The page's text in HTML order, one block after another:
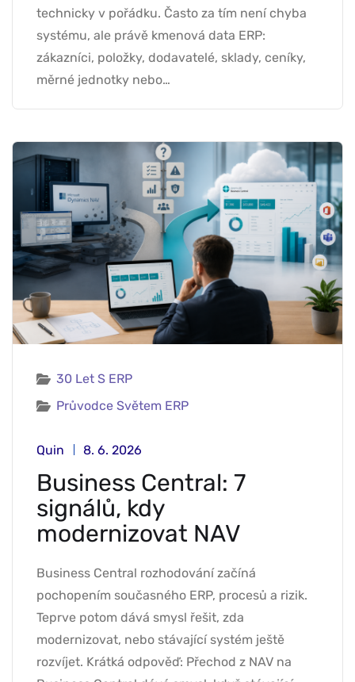
technicky v pořádku. Často za tím není chyba
systému, ale právě kmenová data ERP:
zákazníci, položky, dodavatelé, sklady, ceníky,
měrné jednotky nebo…
30 Let S ERP
Průvodce Světem ERP
Quin 8. 6. 2026
Business Central: 7
signálů, kdy
modernizovat NAV
Business Central rozhodování začíná
pochopením současného ERP, procesů a rizik.
Teprve potom dává smysl řešit, zda
modernizovat, nebo stávající systém ještě
rozvíjet. Krátká odpověď: Přechod z NAV na